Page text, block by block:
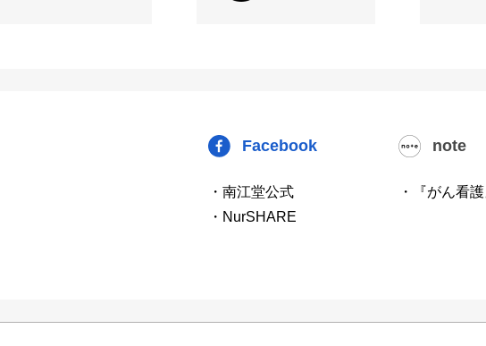
Facebook
・南江堂公式
・NurSHARE
note
・『がん看